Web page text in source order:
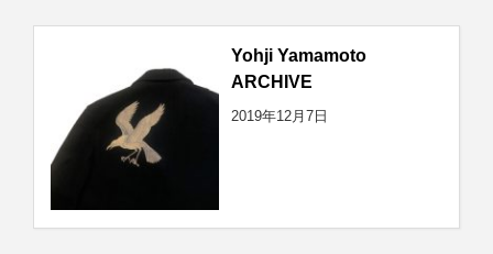
Yohji Yamamoto
ARCHIVE
2019年12月7日